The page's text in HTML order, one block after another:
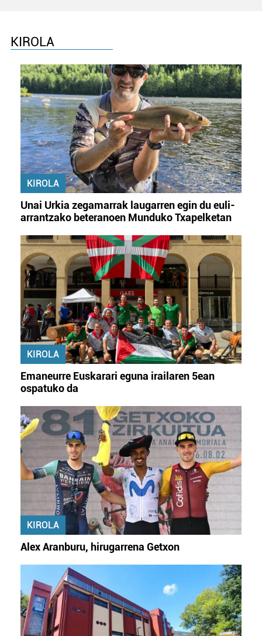
KIROLA
KIROLA
Unai Urkia zegamarrak laugarren egin du euli-
arrantzako beteranoen Munduko Txapelketan
KIROLA
Emaneurre Euskarari eguna irailaren 5ean
ospatuko da
KIROLA
Alex Aranburu, hirugarrena Getxon